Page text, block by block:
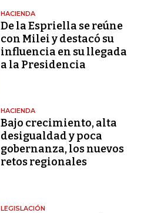
HACIENDA
De la Espriella se reúne
con Milei y destacó su
influencia en su llegada
a la Presidencia
HACIENDA
Bajo crecimiento, alta
desigualdad y poca
gobernanza, los nuevos
retos regionales
LEGISLACIÓN